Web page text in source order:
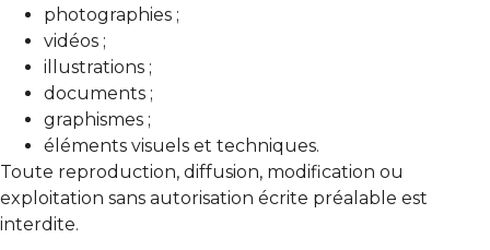
photographies ;
vidéos ;
illustrations ;
documents ;
graphismes ;
éléments visuels et techniques.
Toute reproduction, diffusion, modification ou
exploitation sans autorisation écrite préalable est
interdite.